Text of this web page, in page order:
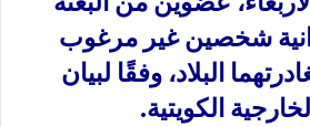
شخصين غير مرغوب
البلاد، وفقًا لبيان
الكويتية.